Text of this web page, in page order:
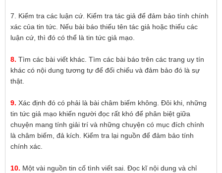
7. Kiểm tra các luận cứ. Kiểm tra tác giả để đảm bảo tính chính
xác của tin tức. Nếu bài báo thiếu tên tác giả hoặc thiếu các
luận cứ, thì đó có thể là tin tức giả mạo.
8. Tìm các bài viết khác. Tìm các bài báo trên các trang uy tín
khác có nội dung tương tự để đối chiếu và đảm bảo đó là sự
thật.
9. Xác định đó có phải là bài châm biếm không. Đôi khi, những
tin tức giả mạo khiến người đọc rất khó để phân biệt giữa
chuyện mang tính giải trí và những chuyện có mục đích chính
là châm biếm, đả kích. Kiểm tra lại nguồn để đảm bảo tính
chính xác.
10. Một vài nguồn tin cố tình viết sai. Đọc kĩ nội dung và chỉ